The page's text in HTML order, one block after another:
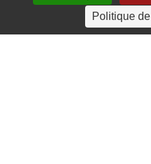
4 rue Crec’h-Ugen
22810 Belle Isle en
Politique